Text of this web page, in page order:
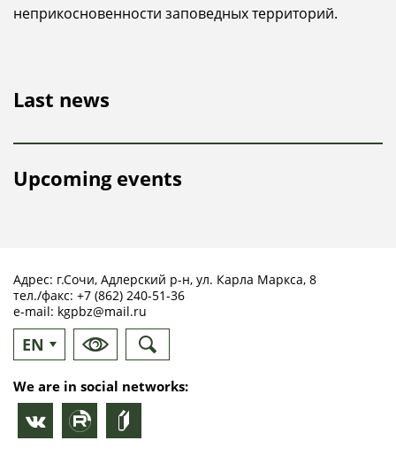
неприкосновенности заповедных территорий.
Last news
Upcoming events
Адрес: г.Сочи, Адлерский р-н, ул. Карла Маркса, 8
тел./факс: +7 (862) 240-51-36
e-mail: kgpbz@mail.ru
EN
RU
We are in social networks: